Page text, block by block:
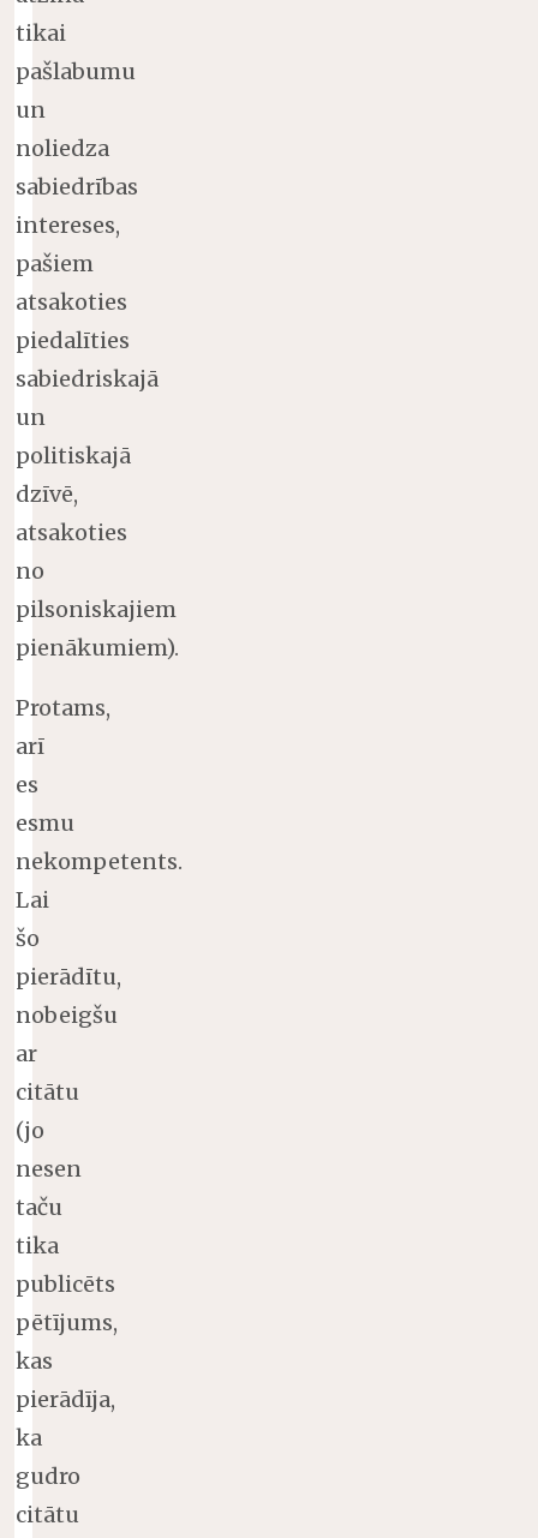
tikai
pašlabumu
un
noliedza
sabiedrības
intereses,
pašiem
atsakoties
piedalīties
sabiedriskajā
un
politiskajā
dzīvē,
atsakoties
no
pilsoniskajiem
pienākumiem).
Protams,
arī
es
esmu
nekompetents.
Lai
šo
pierādītu,
nobeigšu
ar
citātu
(jo
nesen
taču
tika
publicēts
pētījums,
kas
pierādīja,
ka
gudro
citātu